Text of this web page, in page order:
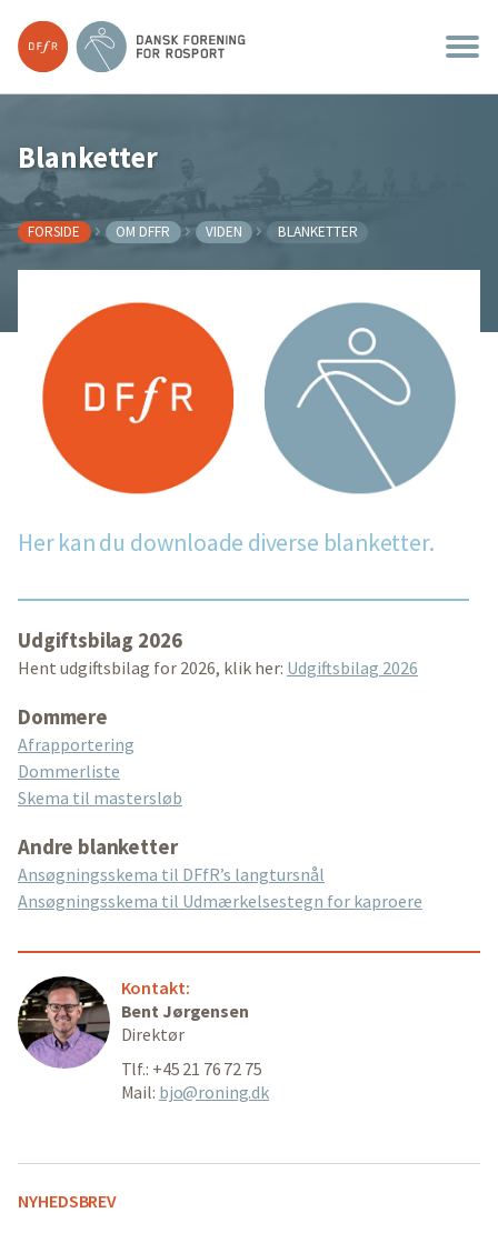
Blanketter
FORSIDE OM DFFR VIDEN BLANKETTER
Her kan du downloade diverse blanketter.
Udgiftsbilag 2026
Hent udgiftsbilag for 2026, klik her: Udgiftsbilag 2026
Dommere
Afrapportering
Dommerliste
Skema til mastersløb
Andre blanketter
Ansøgningsskema til DFfR’s langtursnål
Ansøgningsskema til Udmærkelsestegn for kaproere
Kontakt:
Bent Jørgensen
Direktør
Tlf.: +45 21 76 72 75
Mail: bjo@roning.dk
NYHEDSBREV